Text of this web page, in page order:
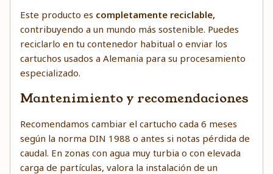
Este producto es completamente reciclable,
contribuyendo a un mundo más sostenible. Puedes
reciclarlo en tu contenedor habitual o enviar los
cartuchos usados a Alemania para su procesamiento
especializado.
Mantenimiento y recomendaciones
Recomendamos cambiar el cartucho cada 6 meses
según la norma DIN 1988 o antes si notas pérdida de
caudal. En zonas con agua muy turbia o con elevada
carga de partículas, valora la instalación de un